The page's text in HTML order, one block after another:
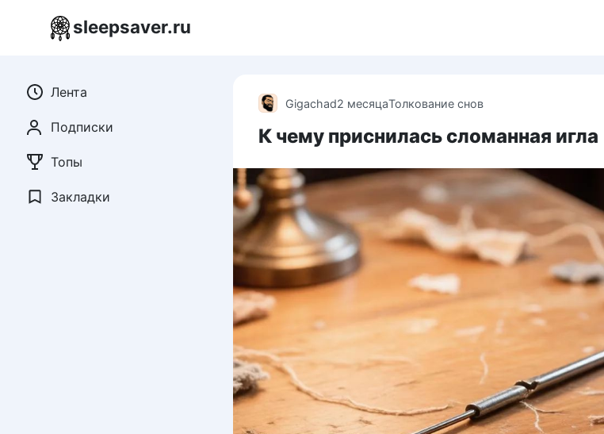
sleepsaver.ru
Gigachad2 месяцаТолкование снов
К чему приснилась сломанная игла
Лента
Подписки
Топы
Закладки